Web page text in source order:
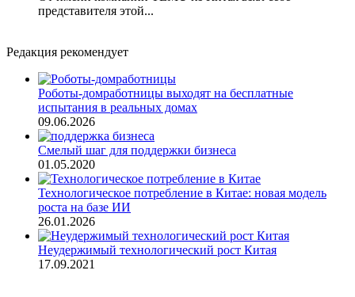
представителя этой...
Редакция рекомендует
Роботы-домработницы выходят на бесплатные
испытания в реальных домах
09.06.2026
Смелый шаг для поддержки бизнеса
01.05.2020
Технологическое потребление в Китае: новая модель
роста на базе ИИ
26.01.2026
Неудержимый технологический рост Китая
17.09.2021